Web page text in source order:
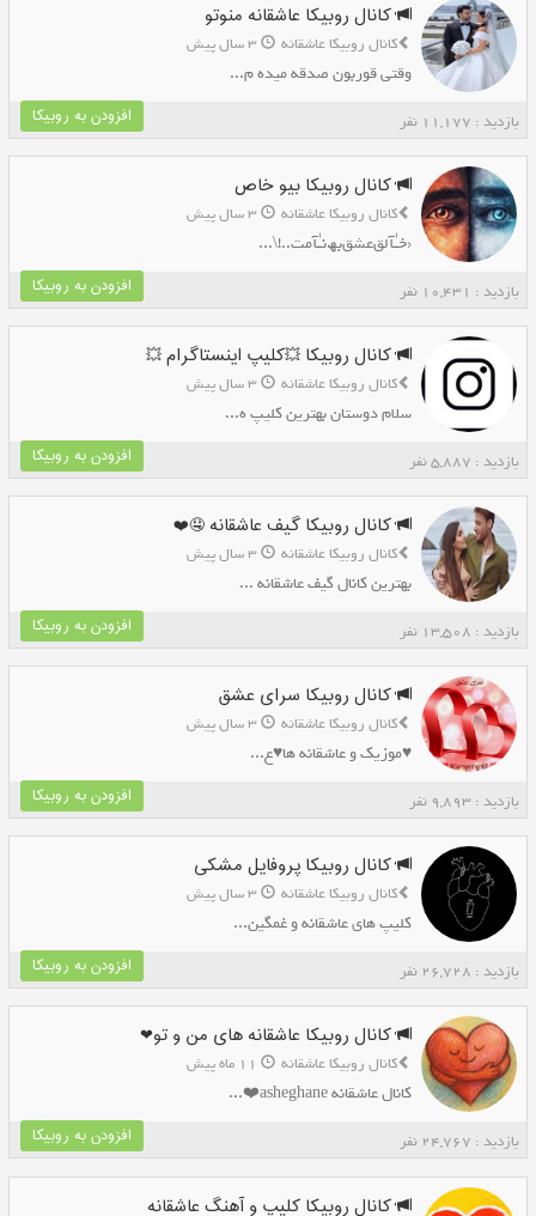
کانال روبیکا عاشقانه منوتو
کانال روبیکا عاشقانه 3 سال پیش
وقتی قوربون صدقه میده م...
بازدید : 11,177 نفر افزودن به روبیکا
کانال روبیکا بیو خاص
کانال روبیکا عاشقانه 3 سال پیش
‹خـٰآلق‌عشق‌بھ‌نـٰآمت..!\...
بازدید : 10,431 نفر افزودن به روبیکا
کانال روبیکا 💥کلیپ اینستاگرام 💥
کانال روبیکا عاشقانه 3 سال پیش
سلام دوستان بهترین کلیپ ه...
بازدید : 5,887 نفر افزودن به روبیکا
کانال روبیکا گیف عاشقانه 🤤❤️
کانال روبیکا عاشقانه 3 سال پیش
بهترین کانال گیف عاشقانه ...
بازدید : 13,508 نفر افزودن به روبیکا
کانال روبیکا سرای عشق
کانال روبیکا عاشقانه 3 سال پیش
♥️موزیک و عاشقانه ها♥️ع...
بازدید : 9,893 نفر افزودن به روبیکا
کانال روبیکا پروفایل مشکی
کانال روبیکا عاشقانه 3 سال پیش
کلیپ های عاشقانه و غمگین...
بازدید : 26,728 نفر افزودن به روبیکا
کانال روبیکا عاشقانه های من و تو❤
کانال روبیکا عاشقانه 11 ماه پیش
کانال عاشقانه asheghane❤️...
بازدید : 24,767 نفر افزودن به روبیکا
کانال روبیکا کلیپ و آهنگ عاشقانه